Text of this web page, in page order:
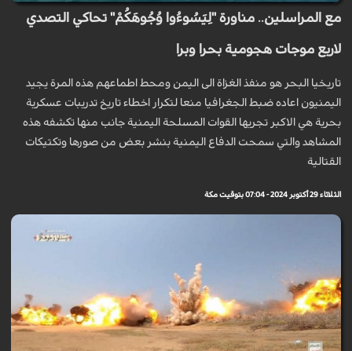
مع المراسلين.. مناورة "لِيَسُوءُوا وُجُوهَكُمْ" تحاكي التصدي
لاربع موجات هجومية بحرا وبرا
تاريخيا البحر هو منفذ الغزاة الى اليمن ومحط اطماعهم هذه المرة يجيد
اليمنيون اعاده ضبط الجغرافيا منعا لتكرار اخطاء تاريخ تدريبات عسكرية
بحرية هي الاكبر تجريها القوات المسلحة اليمنية جانب منها تكشفه هذه
المشاهد والتي سمحت الدفاع اليمنية بنشر بعض من صورها وتكتيكات
القتالية
الثلاثاء 29 أكتوبر 2024 - 07:04 بتوقيت مكة